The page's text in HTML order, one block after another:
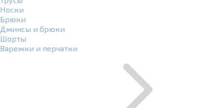
Носки
Брюки
Джинсы и брюки
Шорты
Варежки и перчатки